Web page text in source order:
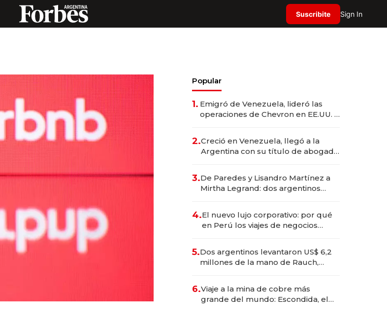
Suscribite Sign In
Popular
1. Emigró de Venezuela, lideró las
operaciones de Chevron en EE.UU. y
2.Creció en Venezuela, llegó a la
Argentina con su título de abogado
marcas "fast premium"
3.De Paredes y Lisandro Martínez a
Mirtha Legrand: dos argentinos
4.El nuevo lujo corporativo: por qué
en Perú los viajes de negocios
transformadoras
5.Dos argentinos levantaron US$ 6,2
millones de la mano de Rauch,
6.Viaje a la mina de cobre más
grande del mundo: Escondida, el